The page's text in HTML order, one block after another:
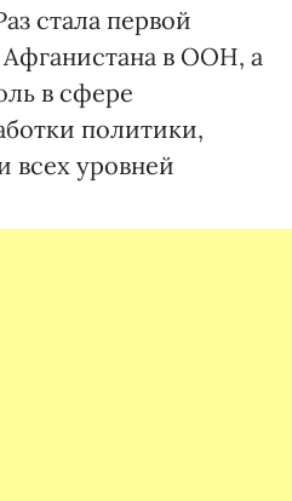
стала первой
в ООН, а
в сфере
политики,
всех уровней